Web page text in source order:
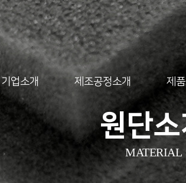
기업소개 제조공정소개 제
원단
MATERIAL